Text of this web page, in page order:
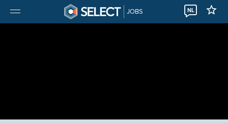
JOBS NL